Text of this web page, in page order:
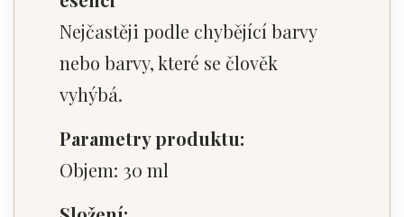
Nejčastěji podle chybějící barvy
nebo barvy, které se člověk
vyhýbá.
Parametry produktu:
Objem: 30 ml